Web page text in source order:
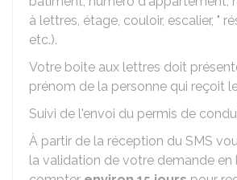
à lettres, étage, couloir, escalier, "
etc.).
Votre boite aux lettres doit
prénom de la personne qui reçoit
Suivi de l'envoi du permis de
À partir de la réception du SMS
la validation de votre demande en